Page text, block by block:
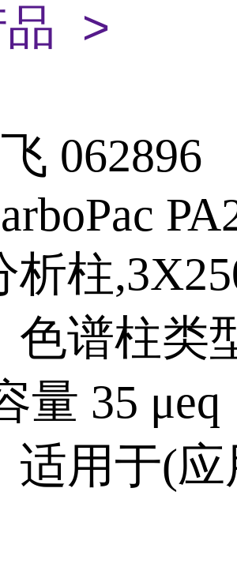
品 >
062896
析柱
色谱柱类
量 35
适用于(应